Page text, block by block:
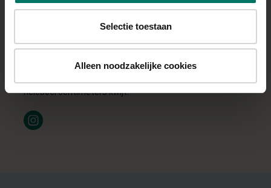
Selectie toestaan
Alleen noodzakelijke cookies
de hoeveelheden suiker die in dingen gestopt zijn, waarvan ik
dus dacht dat ze gezond waren. Dus verving ik de gezoete
havermout met kaneel door gewone havermout. Ik leerde
heleboel centimeters kwijt!